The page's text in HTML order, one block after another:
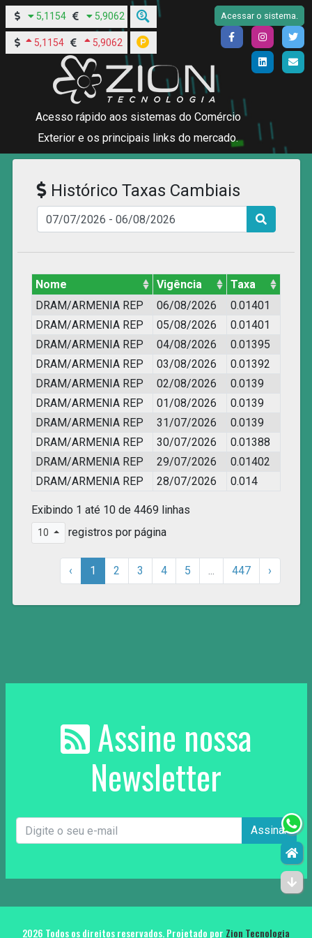
5,1154 5,9062
5,1154 5,9062
Acessar o sistema.
Acesso rápido aos sistemas do Comércio
Exterior e os principais links do mercado.
Histórico Taxas Cambiais
Nome Vigência
Taxa
DRAM/ARMENIA REP
06/08/2026
0.01401
DRAM/ARMENIA REP
05/08/2026
0.01401
DRAM/ARMENIA REP
04/08/2026
0.01395
DRAM/ARMENIA REP
03/08/2026
0.01392
DRAM/ARMENIA REP
02/08/2026
0.0139
DRAM/ARMENIA REP
01/08/2026
0.0139
DRAM/ARMENIA REP
31/07/2026
0.0139
DRAM/ARMENIA REP
30/07/2026
0.01388
DRAM/ARMENIA REP
29/07/2026
0.01402
DRAM/ARMENIA REP
28/07/2026 0.014
Exibindo 1 até 10 de 4469 linhas
10 registros por página
‹ 1 2 3 4 5 ... 447 ›
Assine nossa
Newsletter
Assinar
2026 Todos os direitos reservados. Projetado por Zion Tecnologia